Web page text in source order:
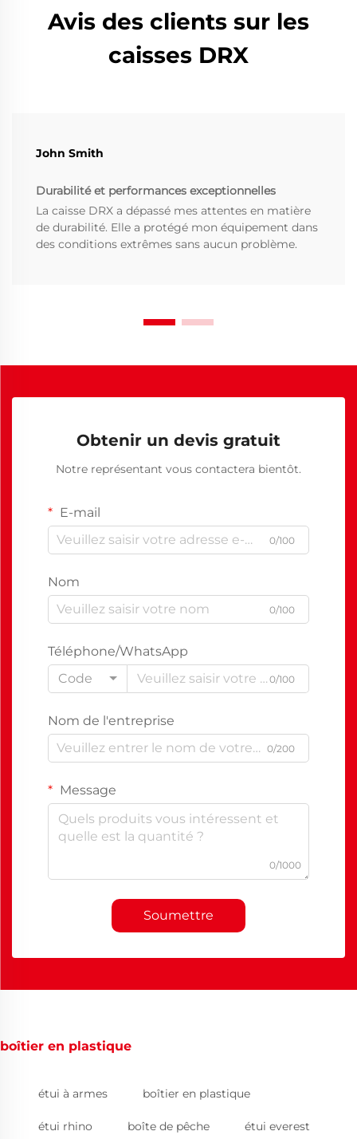
Avis des clients sur les
caisses DRX
John Smith
Durabilité et performances exceptionnelles
La caisse DRX a dépassé mes attentes en matière
de durabilité. Elle a protégé mon équipement dans
des conditions extrêmes sans aucun problème.
Obtenir un devis gratuit
Notre représentant vous contactera bientôt.
E-mail
0/100
Nom
0/100
Téléphone/WhatsApp
Code
0/100
Nom de l'entreprise
0/200
Message
0/1000
Soumettre
boîtier en plastique
étui à armes boîtier en plastique
étui rhino boîte de pêche étui everest